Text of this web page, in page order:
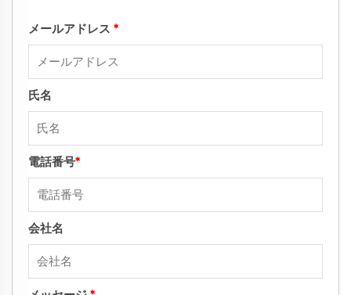
メールアドレス *
氏名
電話番号*
会社名